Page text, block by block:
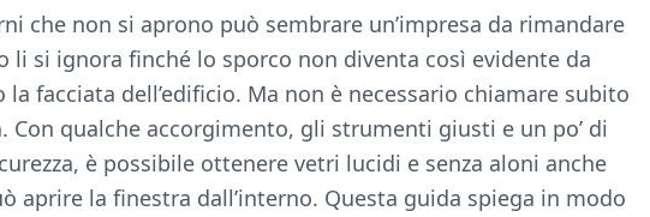
che non si aprono può sembrare un’impresa da rimandare
li si ignora finché lo sporco non diventa così evidente da
la facciata dell’edificio. Ma non è necessario chiamare subito
Con qualche accorgimento, gli strumenti giusti e un po’ di
è possibile ottenere vetri lucidi e senza aloni anche
aprire la finestra dall’interno. Questa guida spiega in modo